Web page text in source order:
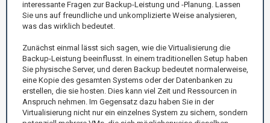
interessante Fragen zur Backup-Leistung und -Planung. Lassen
Sie uns auf freundliche und unkomplizierte Weise analysieren,
was das wirklich bedeutet.
Zunächst einmal lässt sich sagen, wie die Virtualisierung die
Backup-Leistung beeinflusst. In einem traditionellen Setup haben
Sie physische Server, und deren Backup bedeutet normalerweise,
eine Kopie des gesamten Systems oder der Datenbanken zu
erstellen, die sie hosten. Dies kann viel Zeit und Ressourcen in
Anspruch nehmen. Im Gegensatz dazu haben Sie in der
Virtualisierung nicht nur ein einzelnes System zu sichern, sondern